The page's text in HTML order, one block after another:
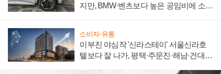
지만, BMW·벤츠보다 높은 공임비에 소비
소비자·유통
이부진 야심작 '신라스테이' 서울신라호
텔보다 잘 나가, 평택·주문진·해남·건대로